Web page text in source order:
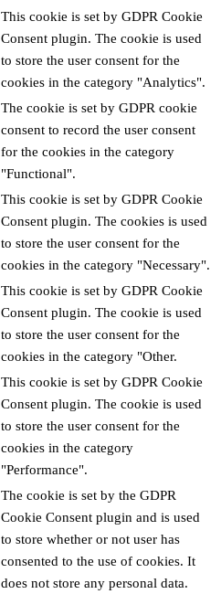
This cookie is set by GDPR Cookie
Consent plugin. The cookie is used
to store the user consent for the
cookies in the category "Analytics".
The cookie is set by GDPR cookie
consent to record the user consent
for the cookies in the category
"Functional".
This cookie is set by GDPR Cookie
Consent plugin. The cookies is used
to store the user consent for the
cookies in the category "Necessary".
This cookie is set by GDPR Cookie
Consent plugin. The cookie is used
to store the user consent for the
cookies in the category "Other.
This cookie is set by GDPR Cookie
Consent plugin. The cookie is used
to store the user consent for the
cookies in the category
"Performance".
The cookie is set by the GDPR
Cookie Consent plugin and is used
to store whether or not user has
consented to the use of cookies. It
does not store any personal data.